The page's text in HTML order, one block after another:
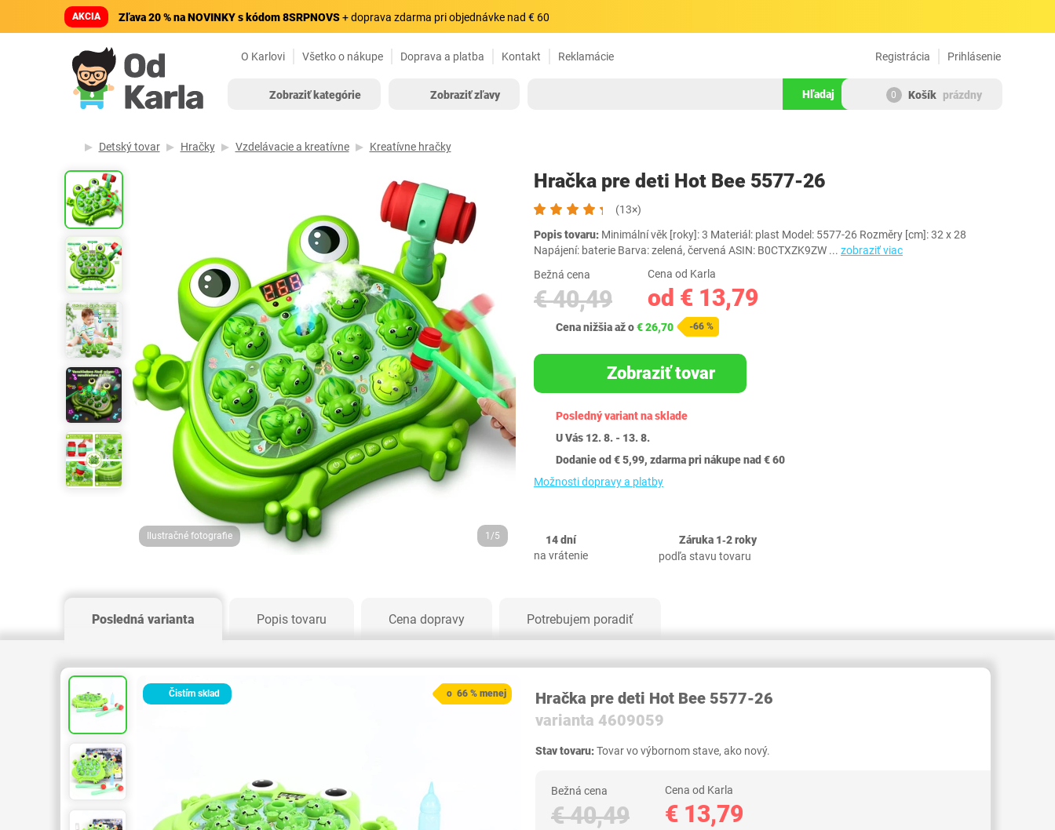
AKCIA Zľava 20 % na NOVINKY s kódom 8SRPNOVS+ doprava zdarma pri objednávke nad € 60
O Karlovi Všetko o nákupe Doprava a platba Kontakt Reklamácie Prihlásenie
Registrácia
Zobraziť kategórie Zobraziť zľavy Hľadaj 0 Košík prázdny
Detský tovar Hračky Vzdelávacie a kreatívne Kreatívne hračky
Ilustračné fotografie 1/5
Hračka pre deti Hot Bee 5577-26
(13×)
Popis tovaru: Minimální věk [roky]: 3 Materiál: plast Model: 5577-26 Rozměry [cm]: 32 x 28
Napájení: baterie Barva: zelená, červená ASIN: B0CTXZK9ZW ... zobraziť viac
Bežná cena
€ 40,49
Cena od Karla
od € 13,79
Cena nižšia až o€ 26,70 -66 %
Zobraziť tovar
Posledný variant na sklade
U Vás 12. 8. - 13. 8.
Dodanie od € 5,99, zdarma pri nákupe nad € 60
Možnosti dopravy a platby
14 dní
na vrátenie
Záruka 1‐2 roky
podľa stavu tovaru
Posledná varianta Popis tovaru Cena dopravy Potrebujem poradiť
Čistím sklad o 66 % menej
Hračka pre deti Hot Bee 5577-26
varianta 4609059
Stav tovaru:Tovar vo výbornom stave, ako nový.
Bežná cena
€ 40,49
Cena od Karla
€ 13,79